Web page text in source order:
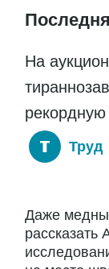
На
Труд
Даже
рассказать